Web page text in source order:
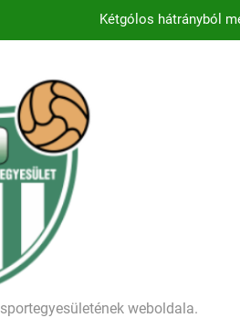
Kétgólos hátrányból
I. Érdi Football Fesztivál – több mint
miatt játék nélkül
Kezdődik a 2026–2027-es
I. Érdi Football Fesztivál – több
weboldala.